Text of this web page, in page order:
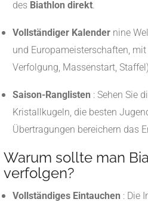
des Biathlon direkt.
Vollständiger Kalender nine
und Europameisterschaften,
Verfolgung, Massenstart, Staffel)
Saison-Ranglisten : Sehen Sie
Kristallkugeln, die besten
Übertragungen bereichern das
Warum sollte man
verfolgen?
Vollständiges Eintauchen : Die